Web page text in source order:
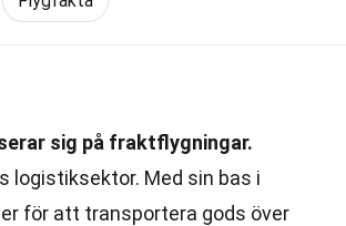
sig på fraktflygningar.
logistiksektor. Med sin bas i
för att transportera gods över